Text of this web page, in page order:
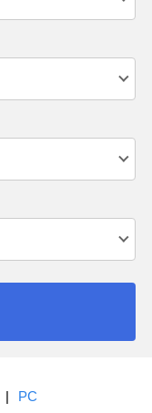
| PC